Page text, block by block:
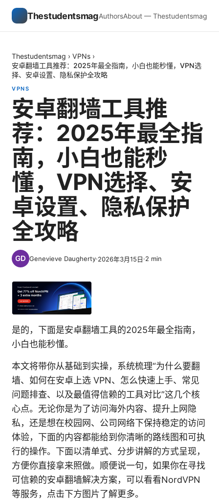
ThestudentsmagAuthorsAbout — Thestudentsmag
Thestudentsmag › VPNs ›
安卓翻墙工具推荐：2025年最全指南，小白也能秒懂，VPN选
择、安卓设置、隐私保护全攻略
VPNS
安卓翻墙工具推
荐：2025年最全指
南，小白也能秒
懂，VPN选择、安
卓设置、隐私保护
全攻略
Genevieve Daugherty·2026年3月15日·2 min
是的，下面是安卓翻墙工具的2025年最全指南，
小白也能秒懂。
本文将带你从基础到实操，系统梳理“为什么要翻
墙、如何在安卓上选 VPN、怎么快速上手、常见
问题排查、以及最值得信赖的工具对比”这几个核
心点。无论你是为了访问海外内容、提升上网隐
私，还是想在校园网、公司网络下保持稳定的访问
体验，下面的内容都能给到你清晰的路线图和可执
行的操作。下面以清单式、分步讲解的方式呈现，
方便你直接拿来照做。顺便说一句，如果你在寻找
可信赖的安卓翻墙解决方案，可以看看NordVPN
等服务，点击下方图片了解更多。